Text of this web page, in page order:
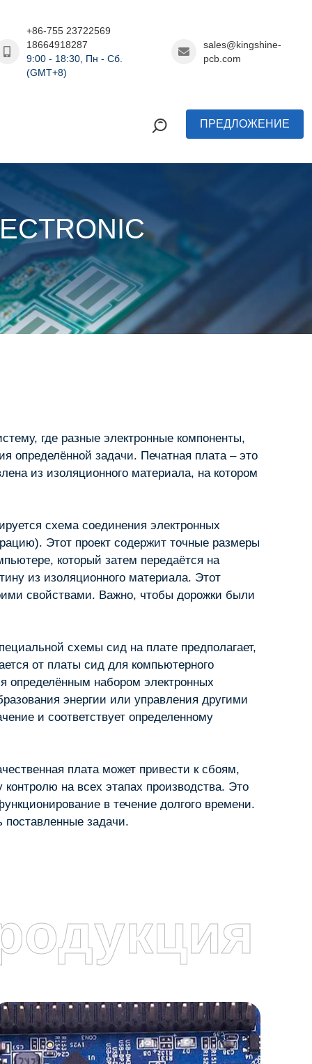
+86-755 23722569
18664918287
9:00 - 18:30, Пн - Сб.
(GMT+8)
sales@kingshine-
pcb.com
ПРЕДЛОЖЕНИЕ
где разные электронные компоненты,
определённой задачи. Печатная плата – это
из изоляционного материала, на котором
схема соединения электронных
Этот проект содержит точные размеры
который затем передаётся на
из изоляционного материала. Этот
свойствами. Важно, чтобы дорожки были
схемы сид на плате предполагает,
от платы сид для компьютерного
определённым набором электронных
энергии или управления другими
и соответствует определенному
плата может привести к сбоям,
на всех этапах производства. Это
в течение долгого времени.
поставленные задачи.